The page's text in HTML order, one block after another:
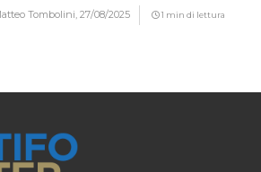
Tombolini,27/08/2025 1 min di lettura